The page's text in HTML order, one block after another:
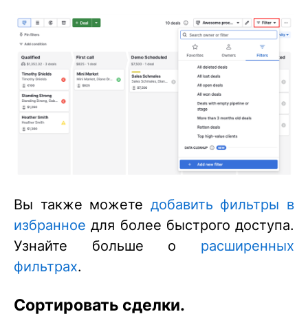
Вы также можете добавить фильтры в
избранное для более быстрого доступа.
Узнайте больше о расширенных
фильтрах.
Сортировать сделки.